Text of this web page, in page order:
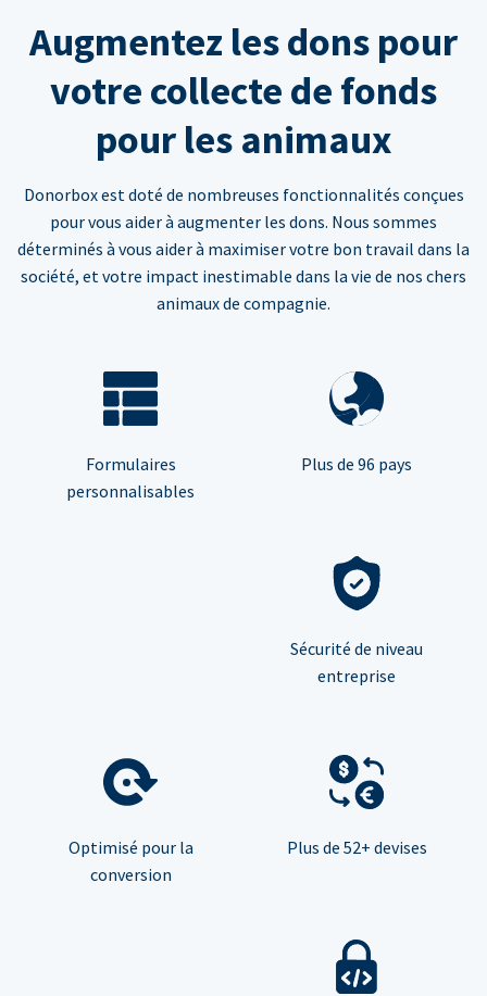
Augmentez les dons pour
votre collecte de fonds
pour les animaux
Donorbox est doté de nombreuses fonctionnalités conçues
pour vous aider à augmenter les dons. Nous sommes
déterminés à vous aider à maximiser votre bon travail dans la
société, et votre impact inestimable dans la vie de nos chers
animaux de compagnie.
Formulaires
personnalisables
Plus de 96 pays
Sécurité de niveau
entreprise
Optimisé pour la
conversion
Plus de 52+ devises